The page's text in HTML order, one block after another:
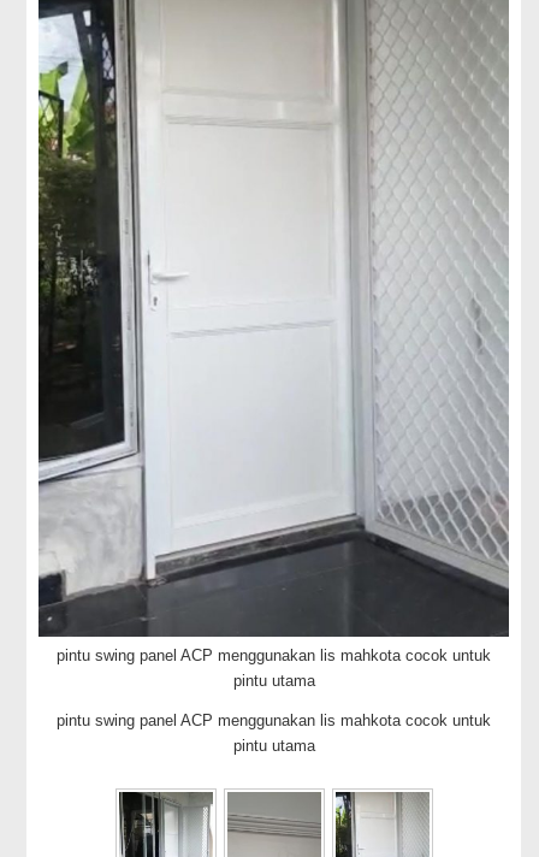
pintu swing panel ACP menggunakan lis mahkota cocok untuk
pintu utama
pintu swing panel ACP menggunakan lis mahkota cocok untuk
pintu utama